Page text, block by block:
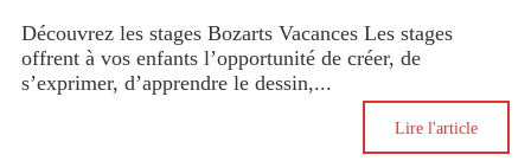
Découvrez les stages Bozarts Vacances Les stages
offrent à vos enfants l’opportunité de créer, de
s’exprimer, d’apprendre le dessin,...
Lire l'article